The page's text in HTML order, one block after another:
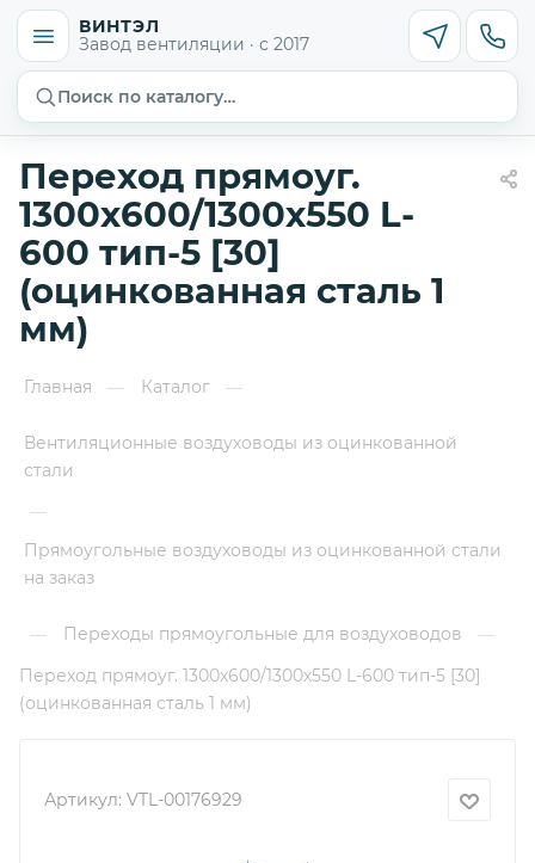
ВИНТЭЛ
Завод вентиляции · с 2017
Поиск по каталогу…
Переход прямоуг.
1300х600/1300х550 L-
600 тип-5 [30]
(оцинкованная сталь 1
мм)
Главная — Каталог —
Вентиляционные воздуховоды из оцинкованной
стали
—
Прямоугольные воздуховоды из оцинкованной стали
на заказ
— Переходы прямоугольные для воздуховодов
—
Переход прямоуг. 1300х600/1300х550 L-600 тип-5 [30]
(оцинкованная сталь 1 мм)
Артикул: VTL-00176929